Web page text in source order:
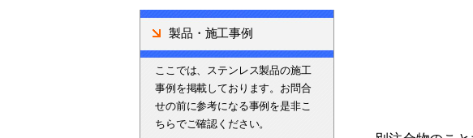
製品・施工事例
ここでは、ステンレス製品の施工
事例を掲載しております。お問合
せの前に参考になる事例を是非こ
ちらでご確認ください。